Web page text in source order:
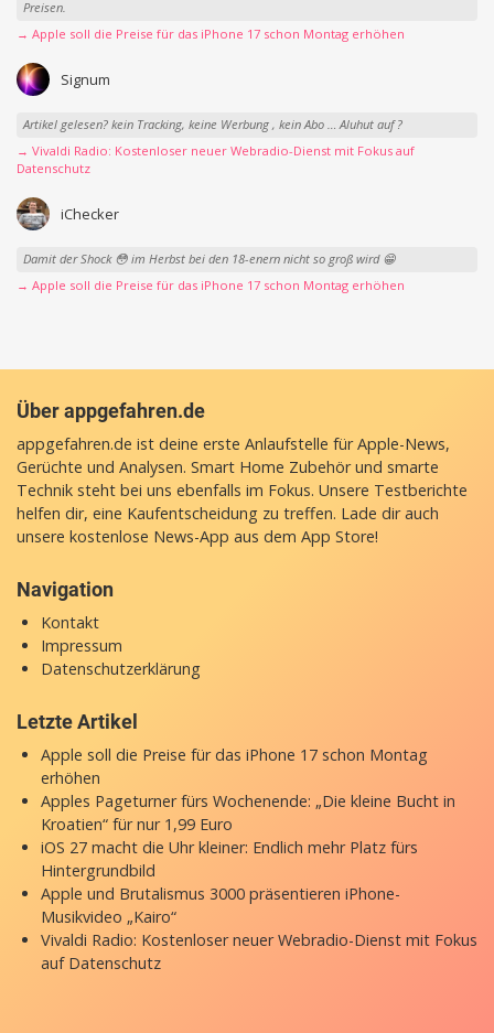
Preisen.
→ Apple soll die Preise für das iPhone 17 schon Montag erhöhen
Signum
Artikel gelesen? kein Tracking, keine Werbung , kein Abo … Aluhut auf ?
→ Vivaldi Radio: Kostenloser neuer Webradio-Dienst mit Fokus auf
Datenschutz
iChecker
Damit der Shock 😳 im Herbst bei den 18-enern nicht so groß wird 😁
→ Apple soll die Preise für das iPhone 17 schon Montag erhöhen
Über appgefahren.de
appgefahren.de ist deine erste Anlaufstelle für Apple-News,
Gerüchte und Analysen. Smart Home Zubehör und smarte
Technik steht bei uns ebenfalls im Fokus. Unsere Testberichte
helfen dir, eine Kaufentscheidung zu treffen. Lade dir auch
unsere kostenlose News-App aus dem App Store!
Navigation
Kontakt
Impressum
Datenschutzerklärung
Letzte Artikel
Apple soll die Preise für das iPhone 17 schon Montag
erhöhen
Apples Pageturner fürs Wochenende: „Die kleine Bucht in
Kroatien“ für nur 1,99 Euro
iOS 27 macht die Uhr kleiner: Endlich mehr Platz fürs
Hintergrundbild
Apple und Brutalismus 3000 präsentieren iPhone-
Musikvideo „Kairo“
Vivaldi Radio: Kostenloser neuer Webradio-Dienst mit Fokus
auf Datenschutz